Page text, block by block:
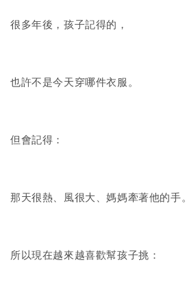
很多年後，孩子記得的，
也許不是今天穿哪件衣服。
但會記得：
那天很熱、風很大、媽媽牽著他的手。
所以現在越來越喜歡幫孩子挑：